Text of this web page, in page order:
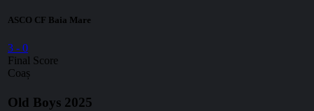
ASCO CF Baia Mare
3 - 0
Final Score
Coaș
Old Boys 2025